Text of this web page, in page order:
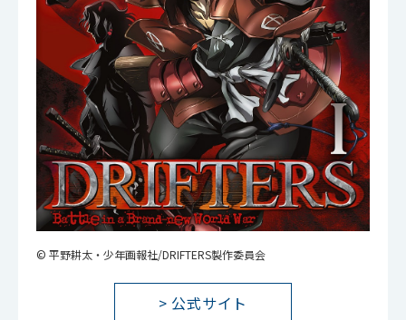
© 平野耕太・少年画報社/DRIFTERS製作委員会
> 公式サイト